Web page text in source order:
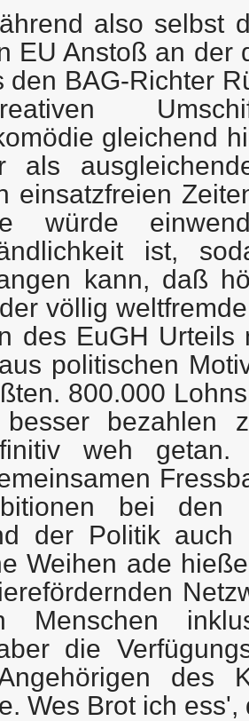
also selbst
EU Anstoß an der
den BAG-Richter
gleichend
als
einsatzfreien
würde
ist,
kann, daß
völlig
des EuGH Urteils
politischen
800.000
bezahlen
weh
bei den
der Politik auch
Weihen ade
Menschen
die
des
Wes Brot ich